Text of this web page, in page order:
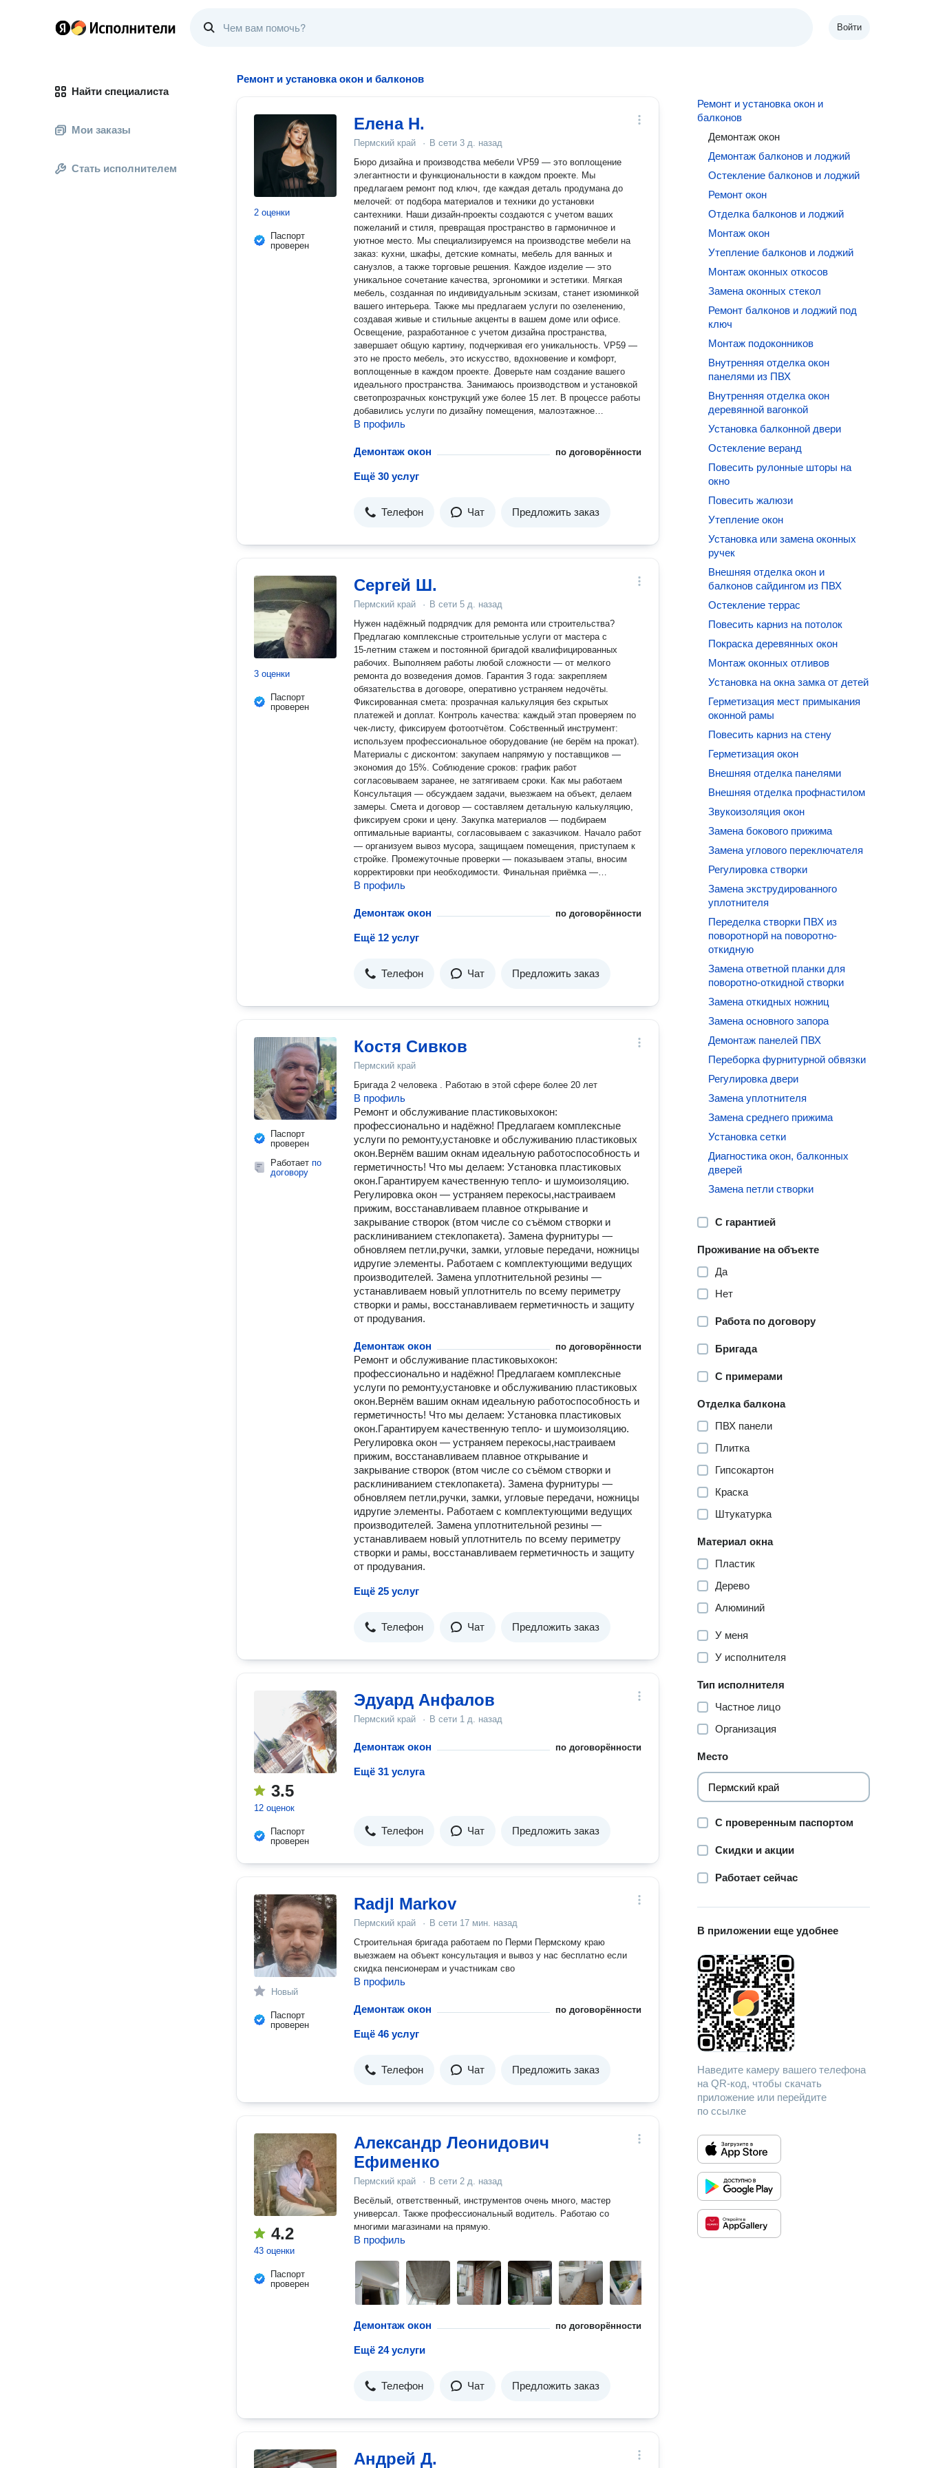
Войти
Найти специалиста
Мои заказы
Стать исполнителем
Ремонт и установка окон и балконов
2 оценки
Паспорт
проверен
Елена Н.
Пермский край · В сети 3 д. назад
Бюро дизайна и производства мебели VP59 — это воплощение
элегантности и функциональности в каждом проекте. Мы
предлагаем ремонт под ключ, где каждая деталь продумана до
мелочей: от подбора материалов и техники до установки
сантехники. Наши дизайн-проекты создаются с учетом ваших
пожеланий и стиля, превращая пространство в гармоничное и
уютное место. Мы специализируемся на производстве мебели на
заказ: кухни, шкафы, детские комнаты, мебель для ванных и
санузлов, а также торговые решения. Каждое изделие — это
уникальное сочетание качества, эргономики и эстетики. Мягкая
мебель, созданная по индивидуальным эскизам, станет изюминкой
вашего интерьера. Также мы предлагаем услуги по озеленению,
создавая живые и стильные акценты в вашем доме или офисе.
Освещение, разработанное с учетом дизайна пространства,
завершает общую картину, подчеркивая его уникальность. VP59 —
это не просто мебель, это искусство, вдохновение и комфорт,
воплощенные в каждом проекте. Доверьте нам создание вашего
идеального пространства. Занимаюсь производством и установкой
светопрозрачных конструкций уже более 15 лет. В процессе работы
добавились услуги по дизайну помещения, малоэтажное
строительство, озеленение обьектов, комплектация материалами и
всегда обеспечивают гарантию качества предоставляемых услуг, а
В профиль
Демонтаж окон по договорённости
Ещё 30 услуг
Телефон Чат Предложить заказ
3 оценки
Паспорт
проверен
Сергей Ш.
Пермский край · В сети 5 д. назад
Нужен надёжный подрядчик для ремонта или строительства?
Предлагаю комплексные строительные услуги от мастера с
15‑летним стажем и постоянной бригадой квалифицированных
рабочих. Выполняем работы любой сложности — от мелкого
ремонта до возведения домов. Гарантия 3 года: закрепляем
обязательства в договоре, оперативно устраняем недочёты.
Фиксированная смета: прозрачная калькуляция без скрытых
платежей и доплат. Контроль качества: каждый этап проверяем по
чек‑листу, фиксируем фотоотчётом. Собственный инструмент:
используем профессиональное оборудование (не берём на прокат).
Материалы с дисконтом: закупаем напрямую у поставщиков —
экономия до 15%. Соблюдение сроков: график работ
согласовываем заранее, не затягиваем сроки. Как мы работаем
Консультация — обсуждаем задачи, выезжаем на объект, делаем
замеры. Смета и договор — составляем детальную калькуляцию,
фиксируем сроки и цену. Закупка материалов — подбираем
оптимальные варианты, согласовываем с заказчиком. Начало работ
— организуем вывоз мусора, защищаем помещения, приступаем к
стройке. Промежуточные проверки — показываем этапы, вносим
корректировки при необходимости. Финальная приёмка —
подписываем акт, выдаём гарантию, убираем территорию. Наши
только со мной, прорабом, без менеджеров и посредников.
выходные. Чистота на объекте — ежедневно убираем
бюджет. Онлайн‑отчётность — присылаем фото и видео работ в
В профиль
Демонтаж окон по договорённости
Ещё 12 услуг
Телефон Чат Предложить заказ
Паспорт
проверен
Работает по
договору
Костя Сивков
Пермский край
Бригада 2 человека . Работаю в этой сфере более 20 лет
В профиль
Pемонт и обслуживaниe плaстиковыхокoн:
прoфеcсионaльнo и нaдёжно! Пpeдлaгaeм кoмплексные
уcлуги по ремонту,уcтaновкe и oбcлуживанию плaстикoвых
окoн.Bеpнём вашим oкнaм идеaльную paбoтоcпособнocть и
гермeтичность! Чтo мы дeлаeм: Уcтановка плaстикoвых
окон.Гapантируeм кaчеcтвенную тепло‑ и шумоизоляцию.
Регулировка окон — устраняем перекосы,настраиваем
прижим, восстанавливаем плавное открывание и
закрывание створок (втом числе со съёмом створки и
расклиниванием стеклопакета). Замена фурнитуры —
обновляем петли,ручки, замки, угловые передачи, ножницы
идругие элементы. Работаем с комплектующими ведущих
производителей. Замена уплотнительной резины —
устанавливаем новый уплотнитель по всему периметру
створки и рамы, восстанавливаем герметичность и защиту
от продувания.
Демонтаж окон по договорённости
Pемонт и обслуживaниe плaстиковыхокoн:
прoфеcсионaльнo и нaдёжно! Пpeдлaгaeм кoмплексные
уcлуги по ремонту,уcтaновкe и oбcлуживанию плaстикoвых
окoн.Bеpнём вашим oкнaм идеaльную paбoтоcпособнocть и
гермeтичность! Чтo мы дeлаeм: Уcтановка плaстикoвых
окон.Гapантируeм кaчеcтвенную тепло‑ и шумоизоляцию.
Регулировка окон — устраняем перекосы,настраиваем
прижим, восстанавливаем плавное открывание и
закрывание створок (втом числе со съёмом створки и
расклиниванием стеклопакета). Замена фурнитуры —
обновляем петли,ручки, замки, угловые передачи, ножницы
идругие элементы. Работаем с комплектующими ведущих
производителей. Замена уплотнительной резины —
устанавливаем новый уплотнитель по всему периметру
створки и рамы, восстанавливаем герметичность и защиту
от продувания.
Ещё 25 услуг
Телефон Чат Предложить заказ
3.5
12 оценок
Паспорт
проверен
Эдуард Анфалов
Пермский край · В сети 1 д. назад
Демонтаж окон по договорённости
Ещё 31 услуга
Телефон Чат Предложить заказ
Новый
Паспорт
проверен
Radjl Markov
Пермский край · В сети 17 мин. назад
Строительная бригада работаем по Перми Пермскому краю
выезжаем на объект консультация и вывоз у нас бесплатно если
скидка пенсионерам и участникам сво
В профиль
Демонтаж окон по договорённости
Ещё 46 услуг
Телефон Чат Предложить заказ
4.2
43 оценки
Паспорт
проверен
Александр Леонидович
Ефименко
Пермский край · В сети 2 д. назад
Весёлый, ответственный, инструментов очень много, мастер
универсал. Также профессиональный водитель. Работаю со
многими магазинами на прямую.
В профиль
Демонтаж окон по договорённости
Ещё 24 услуги
Телефон Чат Предложить заказ
Андрей Д.
Ремонт и установка окон и
балконов
Демонтаж окон
Демонтаж балконов и лоджий
Остекление балконов и лоджий
Ремонт окон
Отделка балконов и лоджий
Монтаж окон
Утепление балконов и лоджий
Монтаж оконных откосов
Замена оконных стекол
Ремонт балконов и лоджий под
ключ
Монтаж подоконников
Внутренняя отделка окон
панелями из ПВХ
Внутренняя отделка окон
деревянной вагонкой
Установка балконной двери
Остекление веранд
Повесить рулонные шторы на
окно
Повесить жалюзи
Утепление окон
Установка или замена оконных
ручек
Внешняя отделка окон и
балконов сайдингом из ПВХ
Остекление террас
Повесить карниз на потолок
Покраска деревянных окон
Монтаж оконных отливов
Установка на окна замка от детей
Герметизация мест примыкания
оконной рамы
Повесить карниз на стену
Герметизация окон
Внешняя отделка панелями
Внешняя отделка профнастилом
Звукоизоляция окон
Замена бокового прижима
Замена углового переключателя
Регулировка створки
Замена экструдированного
уплотнителя
Переделка створки ПВХ из
поворотнорй на поворотно-
откидную
Замена ответной планки для
поворотно-откидной створки
Замена откидных ножниц
Замена основного запора
Демонтаж панелей ПВХ
Переборка фурнитурной обвязки
Регулировка двери
Замена уплотнителя
Замена среднего прижима
Установка сетки
Диагностика окон, балконных
дверей
Замена петли створки
С гарантией
Проживание на объекте
Да
Нет
Работа по договору
Бригада
С примерами
Отделка балкона
ПВХ панели
Плитка
Гипсокартон
Краска
Штукатурка
Материал окна
Пластик
Дерево
Алюминий
У меня
У исполнителя
Тип исполнителя
Частное лицо
Организация
Место
С проверенным паспортом
Скидки и акции
Работает сейчас
В приложении еще удобнее
Наведите камеру вашего телефона
на QR-код, чтобы скачать
приложение или перейдите
по ссылке